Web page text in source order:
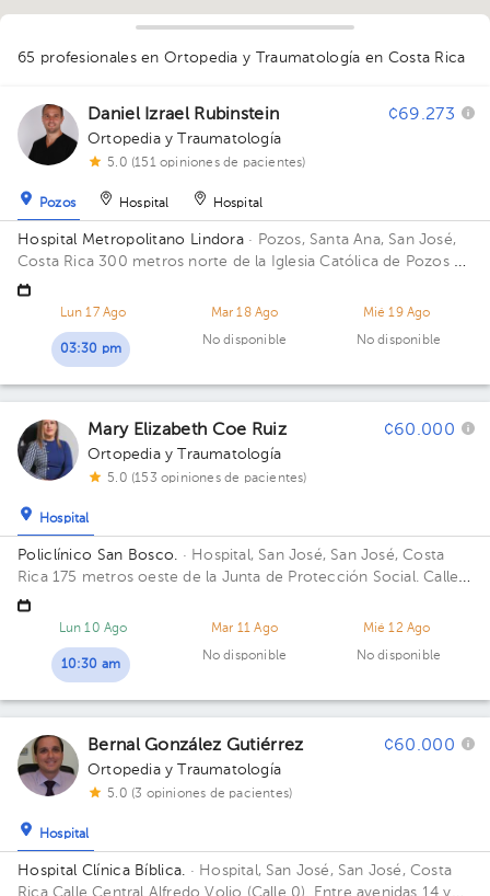
1
65 profesionales en Ortopedia y Traumatología en Costa Rica
Daniel Izrael Rubinstein ¢69.273
Ortopedia y Traumatología
5.0 (151 opiniones de pacientes)
Pozos Hospital Hospital
Hospital Metropolitano Lindora · Pozos, Santa Ana, San José,
Costa Rica 300 metros norte de la Iglesia Católica de Pozos de
Santa Ana Piso 2. Consultorio 18.
Lun 17 Ago
03:30 pm
Mar 18 Ago
No disponible
Mié 19 Ago
No disponible
Mary Elizabeth Coe Ruiz ¢60.000
Ortopedia y Traumatología
5.0 (153 opiniones de pacientes)
Hospital
Policlínico San Bosco. · Hospital, San José, San José, Costa
Rica 175 metros oeste de la Junta de Protección Social. Calle
24, San Bosco, San José Edificio Policlínico Sn Bosco. Piso 3.
Consultorio 22.
Lun 10 Ago
10:30 am
Mar 11 Ago
No disponible
Mié 12 Ago
No disponible
Bernal González Gutiérrez ¢60.000
Ortopedia y Traumatología
5.0 (3 opiniones de pacientes)
Hospital
Hospital Clínica Bíblica. · Hospital, San José, San José, Costa
Rica Calle Central Alfredo Volio (Calle 0). Entre avenidas 14 y